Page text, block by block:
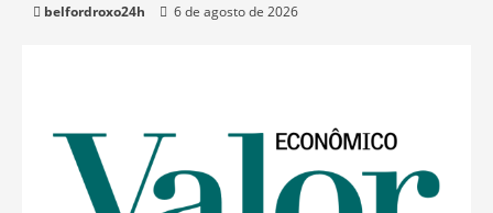
belfordroxo24h
6 de agosto de 2026